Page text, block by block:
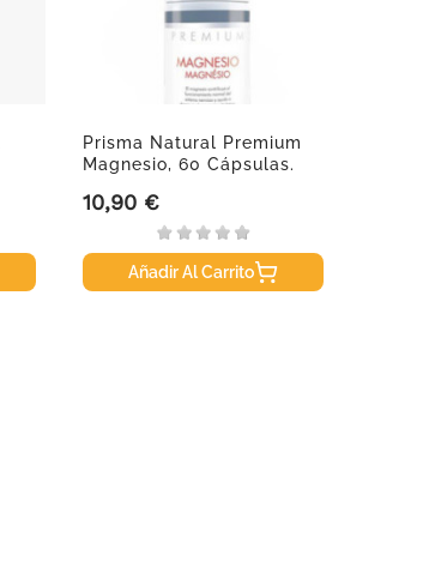
Prisma Natural Premium
Magnesio, 60 Cápsulas.
Precio
10,90 €
Añadir Al Carrito